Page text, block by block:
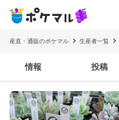
産直・通販のポケマル 生産者一覧
情報 投稿